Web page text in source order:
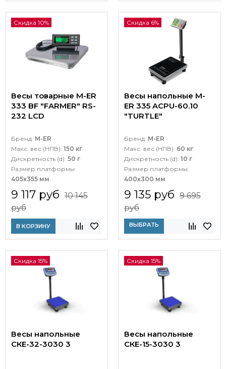
Скидка 10%
Весы товарные M-ER
333 BF "FARMER" RS-
232 LCD
Бренд: M-ER
Макс. вес (НПВ): 150 кг
Дискретность (d): 50 г
Размер платформы:
405х355 мм
9 117 руб 10 145
руб
В КОРЗИНУ
Скидка 6%
Весы напольные M-
ER 335 ACPU-60.10
"TURTLE"
Бренд: M-ER
Макс. вес (НПВ): 60 кг
Дискретность (d): 10 г
Размер платформы:
400х300 мм
9 135 руб 9 695
руб
ВЫБРАТЬ
Скидка 15%
Весы напольные
СКЕ-32-3030 3
Скидка 15%
Весы напольные
СКЕ-15-3030 3